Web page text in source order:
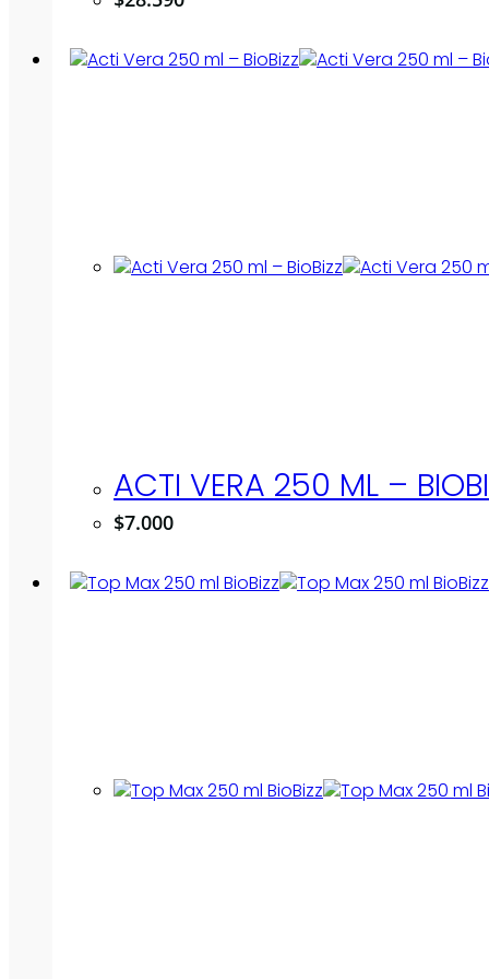
ACTI VERA 250 ML –
$7.000